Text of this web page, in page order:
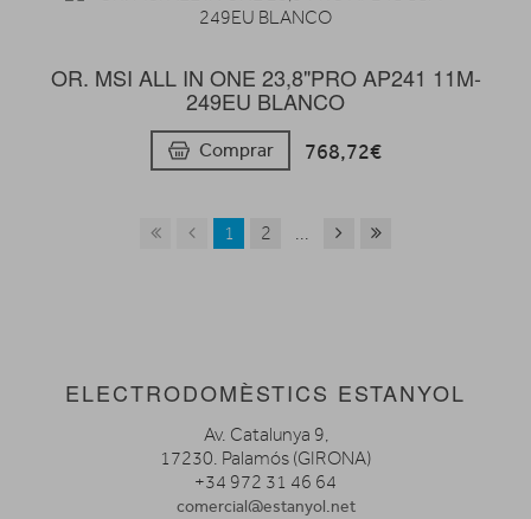
OR. MSI ALL IN ONE 23,8"PRO AP241 11M-
249EU BLANCO
Comprar 768,72€
1 2 ...
ELECTRODOMÈSTICS ESTANYOL
Av. Catalunya 9,
17230. Palamós (GIRONA)
+34 972 31 46 64
comercial@estanyol.net